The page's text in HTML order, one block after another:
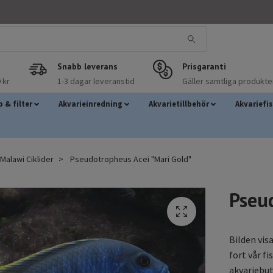
kr
Snabb leverans
1-3 dagar leveranstid
Prisgaranti
Gäller samtliga
& filter Akvarieinredning Akvarietillbehör
Malawi Ciklider Pseudotropheus Acei "Mari Gold"
Bilden
fort vår